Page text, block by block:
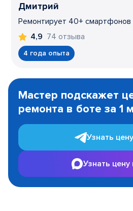
Дмитрий
Ремонтирует 40+ смартфонов
4,9 74 отзыва
4 года опыта
1
Мастер подскажет
ремонта в боте за 1
Узнать
Узнать цену